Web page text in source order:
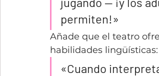
permiten!»
Añade que el teatro
habilidades lingüísticas:
«Cuando